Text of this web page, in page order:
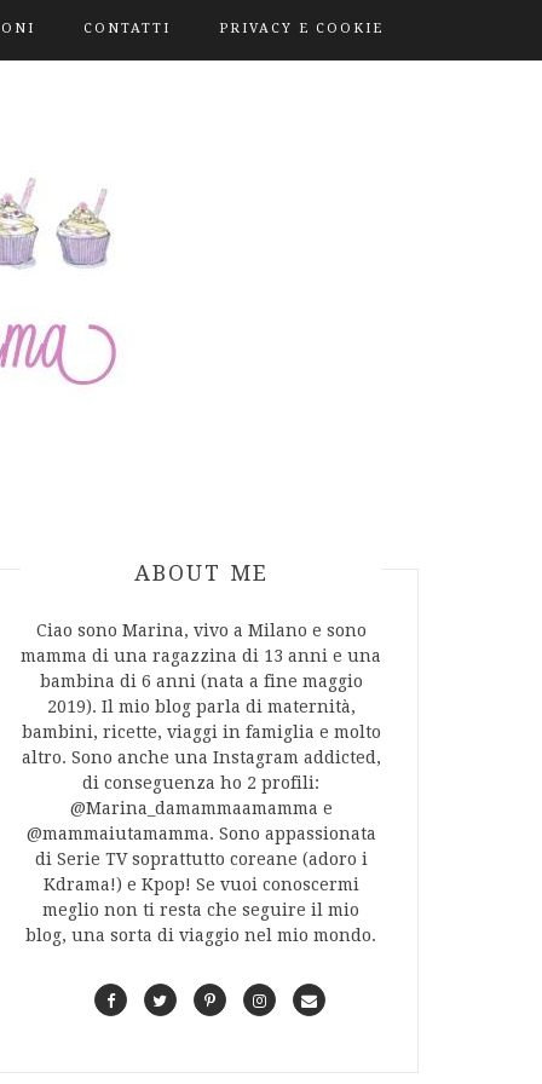
CONTATTI PRIVACY E COOKIE
ABOUT AUTHOR
ABOUT ME
Ciao sono Marina, vivo a Milano e sono
mamma di una ragazzina di 13 anni e una
bambina di 6 anni (nata a fine maggio
2019). Il mio blog parla di maternità,
bambini, ricette, viaggi in famiglia e molto
altro. Sono anche una Instagram addicted,
di conseguenza ho 2 profili:
@Marina_damammaamamma e
@mammaiutamamma. Sono appassionata
di Serie TV soprattutto coreane (adoro i
Kdrama!) e Kpop! Se vuoi conoscermi
meglio non ti resta che seguire il mio
blog, una sorta di viaggio nel mio mondo.
F
T
P
I
C